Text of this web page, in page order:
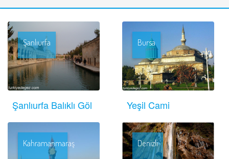
Şanlıurfa
Şanlıurfa Balıklı Göl
Bursa
Yeşil Cami
Kahramanmaraş Denizli